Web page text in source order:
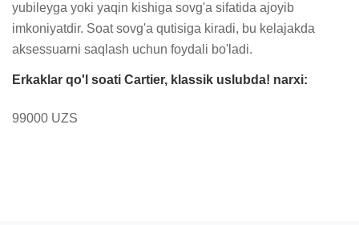
yubileyga yoki yaqin kishiga sovg'a sifatida ajoyib
imkoniyatdir. Soat sovg'a qutisiga kiradi, bu kelajakda
aksessuarni saqlash uchun foydali bo'ladi.
Erkaklar qo'l soati Cartier, klassik uslubda! narxi:
99000 UZS